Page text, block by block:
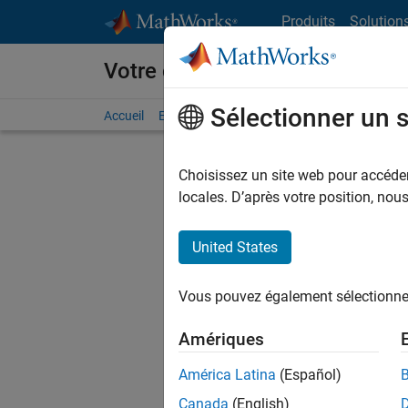
Produits
Votre carrière chez MathWorks
Accueil Explorer nos opportunités Adresses de
d'offre
Les
Sélectionner un
Choisissez un site web pour
locales. D’après votre position,
United States
Vous pouvez également
Amériques
América Latina (Español)
Canada (English)